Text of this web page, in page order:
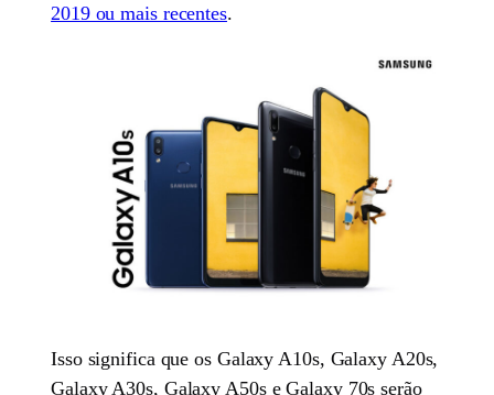
2019 ou mais recentes.
Isso significa que os Galaxy A10s, Galaxy A20s,
Galaxy A30s, Galaxy A50s e Galaxy 70s serão